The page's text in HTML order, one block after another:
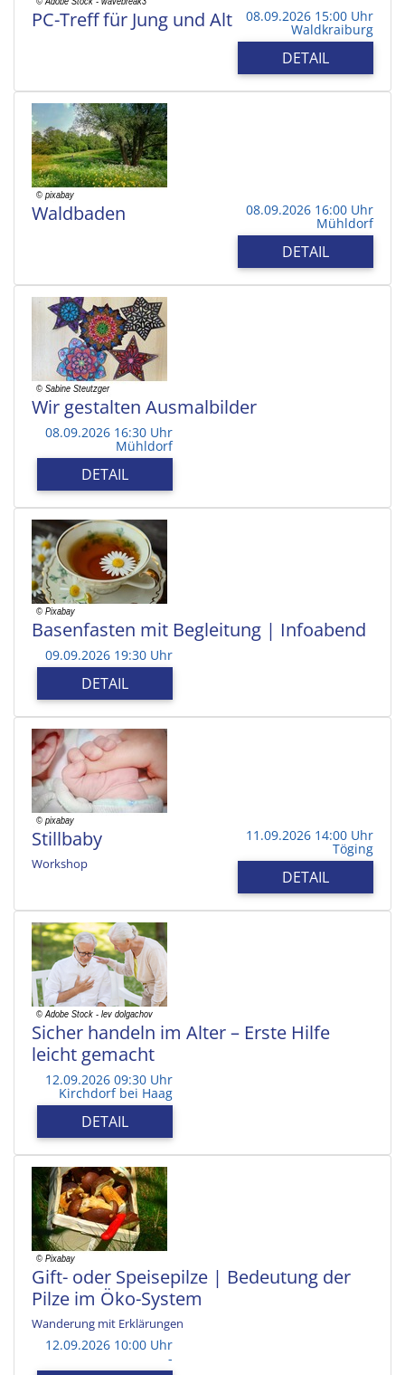
PC-Treff für Jung und Alt 08.09.2026 15:00 Uhr
Waldkraiburg
DETAIL
Waldbaden 08.09.2026 16:00 Uhr
Mühldorf
DETAIL
Wir gestalten Ausmalbilder
08.09.2026 16:30 Uhr
Mühldorf
DETAIL
Basenfasten mit Begleitung | Infoabend
09.09.2026 19:30 Uhr
DETAIL
Stillbaby
Workshop
11.09.2026 14:00 Uhr
Töging
DETAIL
Sicher handeln im Alter – Erste Hilfe
leicht gemacht
12.09.2026 09:30 Uhr
Kirchdorf bei Haag
DETAIL
Gift- oder Speisepilze | Bedeutung der
Pilze im Öko-System
Wanderung mit Erklärungen
12.09.2026 10:00 Uhr
-